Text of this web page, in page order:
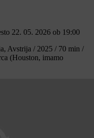
22. 05. 2026 ob 19:00
Avstrija / 2025 / 70 min /
(Houston, imamo